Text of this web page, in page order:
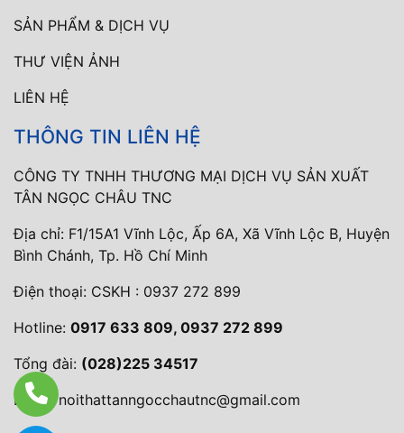
SẢN PHẨM & DỊCH VỤ
THƯ VIỆN ẢNH
LIÊN HỆ
THÔNG TIN LIÊN HỆ
CÔNG TY TNHH THƯƠNG MẠI DỊCH VỤ SẢN XUẤT
TÂN NGỌC CHÂU TNC
Địa chỉ: F1/15A1 Vĩnh Lộc, Ấp 6A, Xã Vĩnh Lộc B, Huyện
Bình Chánh, Tp. Hồ Chí Minh
Điện thoại: CSKH : 0937 272 899
Hotline: 0917 633 809, 0937 272 899
Tổng đài: (028)225 34517
Email:noithattanngocchautnc@gmail.com